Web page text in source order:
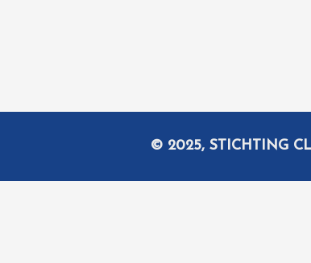
© 2025, STICHTING